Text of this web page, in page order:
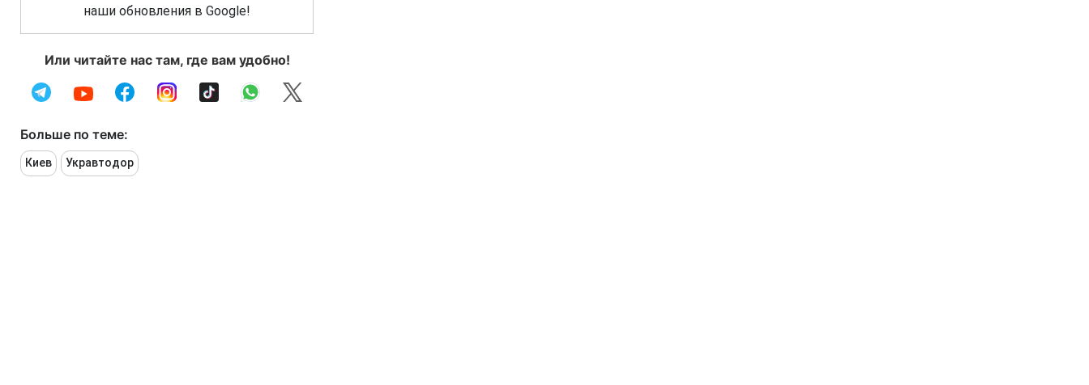
наши обновления в Google!
Или читайте нас там, где вам удобно!
Больше по теме:
Киев Укравтодор